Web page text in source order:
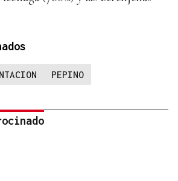
PEPINO